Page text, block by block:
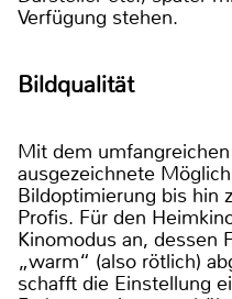
Verfügung stehen.
Bildqualität
Mit dem
ausgezeichnete
Bildoptimierung bis hin
Profis. Für den
Kinomodus an, dessen
„warm“ (also rötlich)
schafft die Einstellung